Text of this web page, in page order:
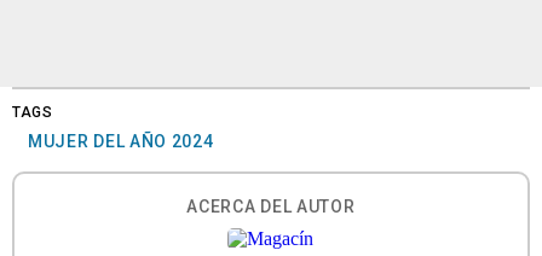
TAGS
MUJER DEL AÑO 2024
ACERCA DEL AUTOR